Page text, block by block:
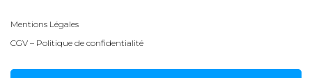
Mentions Légales
CGV – Politique de confidentialité